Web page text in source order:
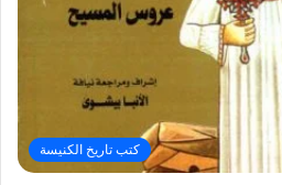
كتب تاريخ الكنيسة